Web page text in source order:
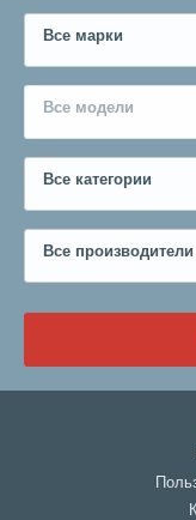
Все марки
Все модели
Все категории
Все производители